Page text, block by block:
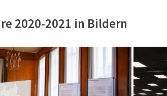
2020-2021 in Bildern